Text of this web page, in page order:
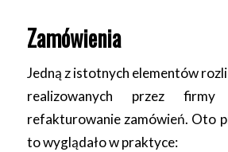
Zamówienia
Jedną z istotnych elementów
realizowanych przez firmy
refakturowanie zamówień. Oto
to wyglądało w praktyce: